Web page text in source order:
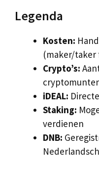
Legenda
Kosten:
(maker/taker
Crypto’s:
iDEAL:
Staking:
verdienen
DNB: